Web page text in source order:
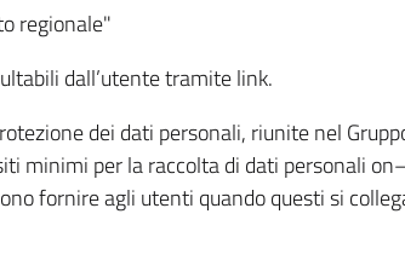
regionale"
dall’utente tramite link.
dei dati personali, riunite nel
minimi per la raccolta di dati personali
fornire agli utenti quando questi si